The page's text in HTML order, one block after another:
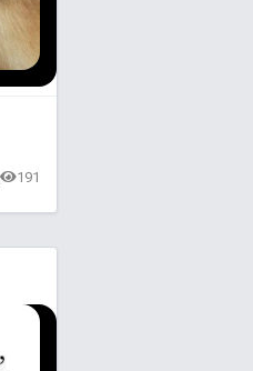
191